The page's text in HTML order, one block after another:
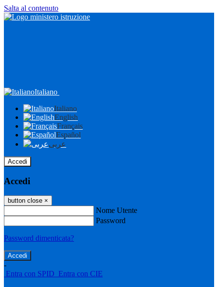
Salta al contenuto
Italiano
Italiano
English
Français
Español
عربى
Accedi
Accedi
button close ×
Nome Utente
Password
Password dimenticata?
-
Entra con SPID Entra con CIE